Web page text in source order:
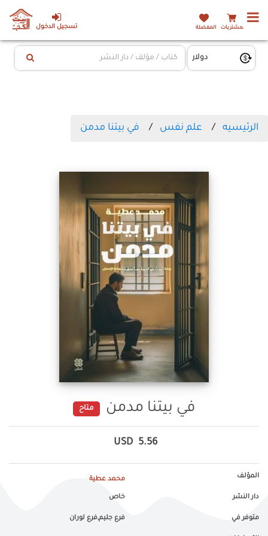
تسجيل الدخول المشتريات المفضلة
الرئيسيه علم نفس في بيتنا مدمن
في بيتنا مدمن متاح
5.56
USD
المؤلف محمد عطية
دار النشر خاص
متوفر في فرع جليم,فرع لوران